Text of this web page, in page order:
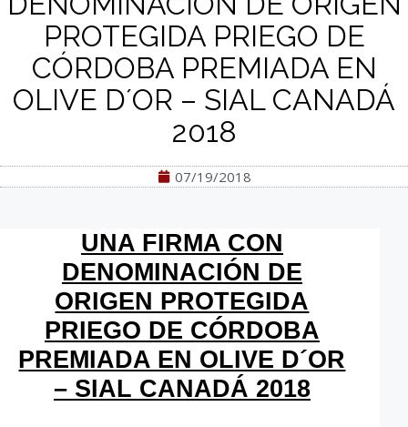
PROTEGIDA PRIEGO DE
CÓRDOBA PREMIADA EN
OLIVE D´OR – SIAL CANADÁ
2018
07/19/2018
UNA FIRMA CON
DENOMINACIÓN DE
ORIGEN PROTEGIDA
PRIEGO DE CÓRDOBA
PREMIADA EN OLIVE D´OR
– SIAL CANADÁ 2018